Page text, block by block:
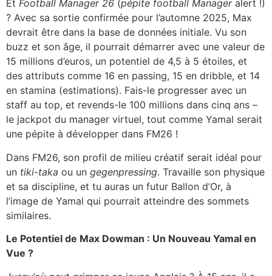
Et Football Manager 26 (pépite football Manageralert !)
? Avec sa sortie confirmée pour l’automne 2025, Max
devrait être dans la base de données initiale. Vu son
buzz et son âge, il pourrait démarrer avec une valeur de
15 millions d’euros, un potentiel de 4,5 à 5 étoiles, et
des attributs comme 16 en passing, 15 en dribble, et 14
en stamina (estimations). Fais-le progresser avec un
staff au top, et revends-le 100 millions dans cinq ans –
le jackpot du manager virtuel, tout comme Yamal serait
une pépite à développer dans FM26 !
Dans FM26, son profil de milieu créatif serait idéal pour
un tiki-taka ou un gegenpressing. Travaille son physique
et sa discipline, et tu auras un futur Ballon d’Or, à
l’image de Yamal qui pourrait atteindre des sommets
similaires.
Le Potentiel de Max Dowman : Un Nouveau Yamal en
Vue ?